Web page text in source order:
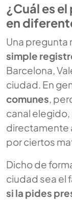
¿Cuál es
en
Una pregunta
simple
Barcelona,
ciudad. En
comunes ,
canal elegido,
directamente
por ciertos
Dicho de
ciudad sea el
si la pides